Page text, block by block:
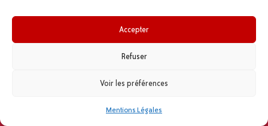
Accepter
Refuser
Voir les préférences
Mentions Légales